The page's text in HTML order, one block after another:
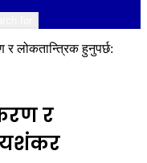
लोकतान्त्रिक हुनुपर्छ:
र